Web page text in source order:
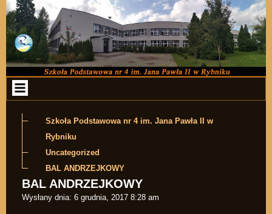
Przejdź do zawartości
Szkoła Podstawowa nr 4 im. Jana Pawła II w
Rybniku
Uncategorized
BAL ANDRZEJKOWY
BAL ANDRZEJKOWY
Wysłany dnia: 6 grudnia, 2017 8:28 am